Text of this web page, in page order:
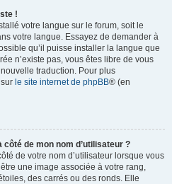
!
votre langue sur le forum, soit le
votre langue. Essayez de demander à
qu’il puisse installer la langue que
n’existe pas, vous êtes libre de vous
traduction. Pour plus
le site internet de phpBB® (en
de mon nom d’utilisateur ?
de votre nom d’utilisateur lorsque vous
une image associée à votre rang,
des carrés ou des ronds. Elle